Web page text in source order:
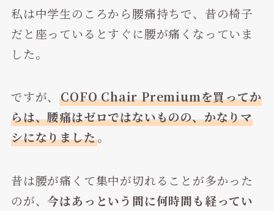
私は中学生のころから腰痛持ちで、昔の椅子
だと座っているとすぐに腰が痛くなっていま
した。
ですが、COFO Chair Premiumを買ってか
らは、腰痛はゼロではないものの、かなりマ
シになりました。
昔は腰が痛くて集中が切れることが多かった
のが、今はあっという間に何時間も経ってい